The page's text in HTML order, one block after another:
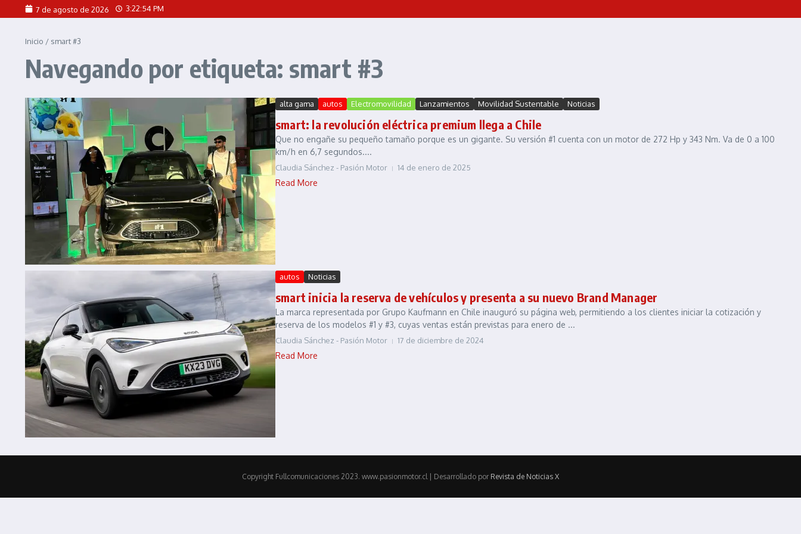
Saltar al contenido7 de agosto de 2026 3:22:54 PM
Inicio / smart #3
Navegando por etiqueta: smart #3
alta gama autos Electromovilidad Lanzamientos Movilidad Sustentable Noticias
smart: la revolución eléctrica premium llega a Chile
Que no engañe su pequeño tamaño porque es un gigante. Su versión #1 cuenta con un motor de 272 Hp y 343 Nm. Va de 0 a 100
km/h en 6,7 segundos....
Claudia Sánchez - Pasión Motor 14 de enero de 2025
Read More
autos Noticias
smart inicia la reserva de vehículos y presenta a su nuevo Brand Manager
La marca representada por Grupo Kaufmann en Chile inauguró su página web, permitiendo a los clientes iniciar la cotización y
reserva de los modelos #1 y #3, cuyas ventas están previstas para enero de ...
Claudia Sánchez - Pasión Motor 17 de diciembre de 2024
Read More
Copyright Fullcomunicaciones 2023. www.pasionmotor.cl | Desarrollado por Revista de Noticias X